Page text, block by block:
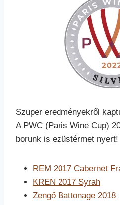
Szuper eredményekről
A PWC (Paris Wine Cup)
borunk is ezüstérmet nyert!
REM 2017 Cabernet
KREN 2017 Syrah
Zengő Battonage 2018